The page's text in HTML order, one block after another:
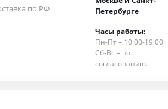
по РФ
Петербурге
Часы работы:
Пн-Пт – 10:00-19:00
Сб-Вс – по
согласованию.